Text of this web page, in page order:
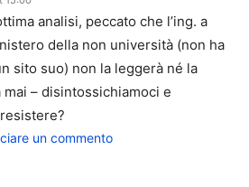
analisi, peccato che l’ing. a
della non università (non ha
sito suo) non la leggerà né la
– disintossichiamoci e
un commento